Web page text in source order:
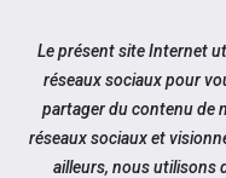
Aller au contenu
Le présent site Internet
réseaux sociaux pour
partager du contenu de
réseaux sociaux et
ailleurs, nous utilisons